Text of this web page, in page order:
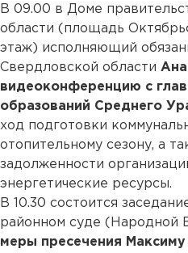
В 09.00 в Доме
области (площадь
этаж) исполняющий
Свердловской области
видеоконференцию с
образований Среднего
ход подготовки
отопительному сезону, а
задолженности
энергетические ресурсы.
В 10.30 состоится
районном суде (Народной
меры пресечения Максиму